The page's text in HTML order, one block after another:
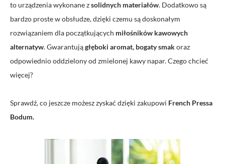
to urządzenia wykonane zsolidnych materiałów. Dodatkowo są
bardzo proste w obsłudze, dzięki czemu są doskonałym
rozwiązaniem dla początkujących miłośników kawowych
alternatyw. Gwarantujągłęboki aromat, bogaty smakoraz
odpowiednio oddzielony od zmielonej kawy napar. Czego chcieć
więcej?
Sprawdź, co jeszcze możesz zyskać dzięki zakupowi French Pressa
Bodum.